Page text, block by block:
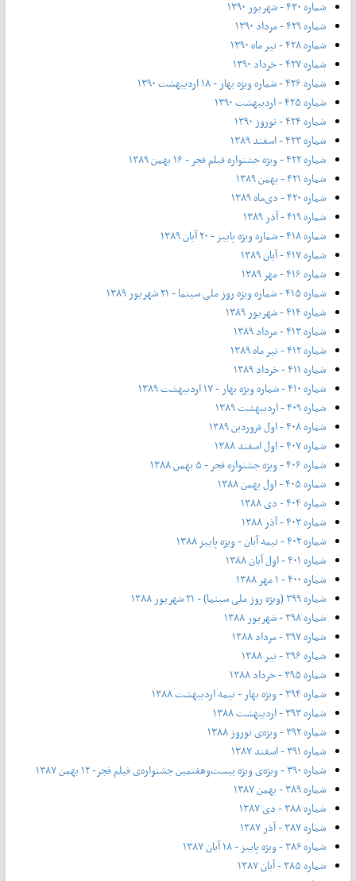
شماره ۴۳۰ - شهریور ۱۳۹۰
شماره ۴۲۹ - مرداد ۱۳۹۰
شماره ۴۲۸ - تیر ماه ۱۳۹۰
شماره ۴۲۷ - خرداد ۱۳۹۰
شماره ۴۲۶ - شماره ویژه بهار - ۱۸ اردیبهشت ۱۳۹۰
شماره ۴۲۵ - اردیبهشت ۱۳۹۰
شماره ۴۲۴ - نوروز ۱۳۹۰
شماره ۴۲۳ - اسفند ۱۳۸۹
شماره ۴۲۲ - ویژه جشنواره فیلم فجر - ۱۶ بهمن ۱۳۸۹
شماره ۴۲۱ - بهمن ۱۳۸۹
شماره ۴۲۰ - دی‌ماه ۱۳۸۹
شماره ۴۱۹ - آذر ۱۳۸۹
شماره ۴۱۸ - شماره ویژه پاییز - ۲۰ آبان ۱۳۸۹
شماره ۴۱۷ - آبان ۱۳۸۹
شماره ۴۱۶ - مهر ۱۳۸۹
شماره ۴۱۵ - شماره ویژه روز ملی سینما - ۲۱ شهریور ۱۳۸۹
شماره ۴۱۴ - شهریور ۱۳۸۹
شماره ۴۱۳ - مرداد ۱۳۸۹
شماره ۴۱۲ - تیر ماه ۱۳۸۹
شماره ۴۱۱ - خرداد ۱۳۸۹
شماره ۴۱۰ - شماره ویژه بهار - ۱۷ اردیبهشت ۱۳۸۹
شماره ۴۰۹ - اردیبهشت ۱۳۸۹
شماره ۴۰۸ - اول فروردین ۱۳۸۹
شماره ۴۰۷ - اول اسفند ۱۳۸۸
شماره ۴۰۶ - ویژه جشنواره فجر - ۵ بهمن ۱۳۸۸
شماره ۴۰۵ - اول بهمن ۱۳۸۸
شماره ۴۰۴ - دی ۱۳۸۸
شماره ۴۰۳ - آذر ۱۳۸۸
شماره ۴۰۲ - نیمه آبان - ویژه پاییز ۱۳۸۸
شماره ۴۰۱ - اول آبان ۱۳۸۸
شماره ۴۰۰ - ۱ مهر ۱۳۸۸
شماره ۳۹۹ (ویژه روز ملی سینما) - ۲۱ شهریور ۱۳۸۸
شماره ۳۹۸ - شهریور ۱۳۸۸
شماره ۳۹۷ - مرداد ۱۳۸۸
شماره ۳۹۶ - تیر ۱۳۸۸
شماره ۳۹۵ - خرداد ۱۳۸۸
شماره ۳۹۴ - ویژه بهار - نیمه‌ اردیبهشت ۱۳۸۸
شماره ۳۹۳ - اردیبهشت ۱۳۸۸
شماره ۳۹۲ - ویژه‌ی نوروز ۱۳۸۸
شماره ۳۹۱ - اسفند ۱۳۸۷
شماره ۳۹۰ - ویژه‌ی ویژه بیست‌و‌هفتمین جشنواره‌ی فیلم فجر- ۱۲ بهمن ۱۳۸۷
شماره ۳۸۹ - بهمن ۱۳۸۷
شماره ۳۸۸ - دی ۱۳۸۷
شماره ۳۸۷ - آذر ۱۳۸۷
شماره ۳۸۶ - ویژه پاییز - ۱۸ آبان ۱۳۸۷
شماره ۳۸۵ - آبان ۱۳۸۷